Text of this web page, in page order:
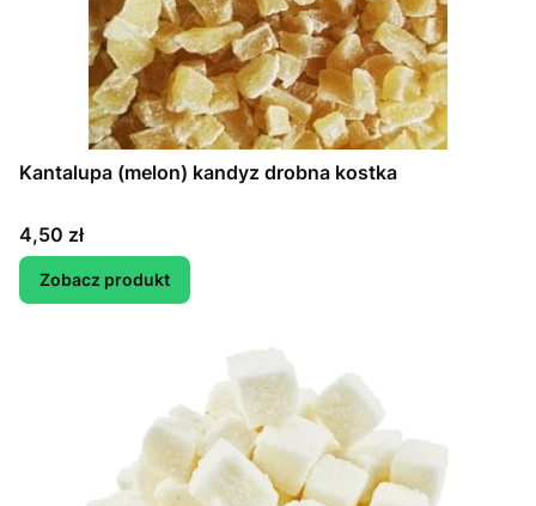
Kantalupa (melon) kandyz drobna kostka
Cena
4,50 zł
Zobacz produkt